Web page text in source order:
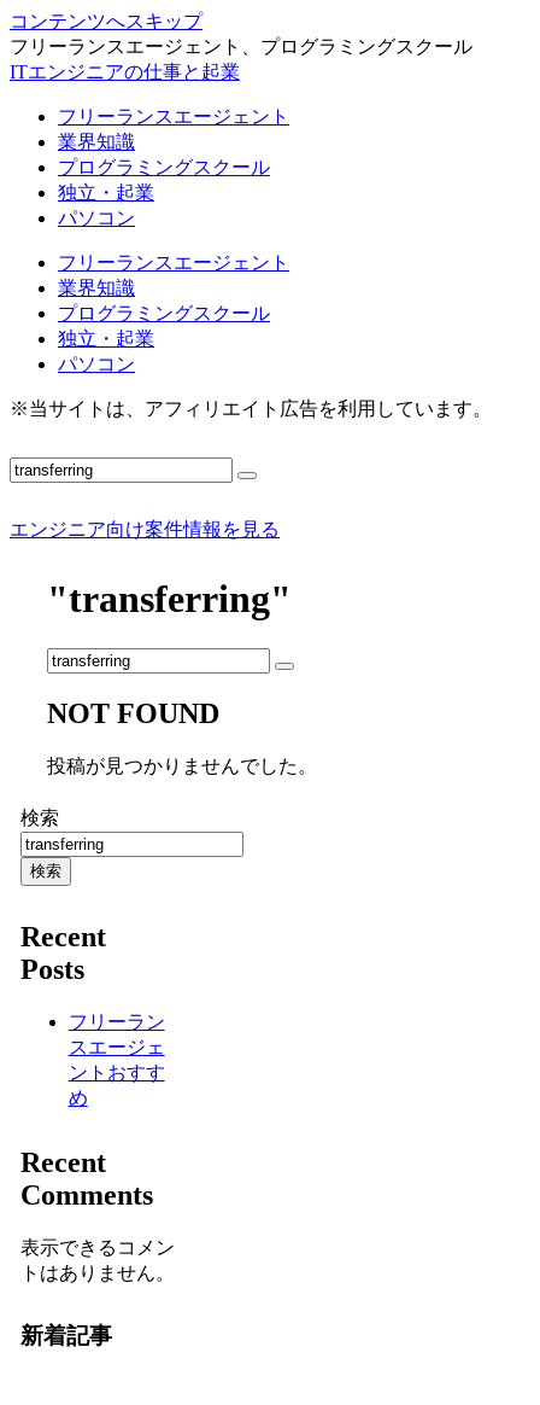
コンテンツへスキップ
フリーランスエージェント、プログラミングスクール
ITエンジニアの仕事と起業
フリーランスエージェント
業界知識
プログラミングスクール
独立・起業
パソコン
フリーランスエージェント
業界知識
プログラミングスクール
独立・起業
パソコン
※当サイトは、アフィリエイト広告を利用しています。
エンジニア向け案件情報を見る
"transferring"
NOT FOUND
投稿が見つかりませんでした。
検索
検索
Recent
Posts
フリーラン
スエージェ
ントおすす
め
Recent
Comments
表示できるコメン
トはありません。
新着記事